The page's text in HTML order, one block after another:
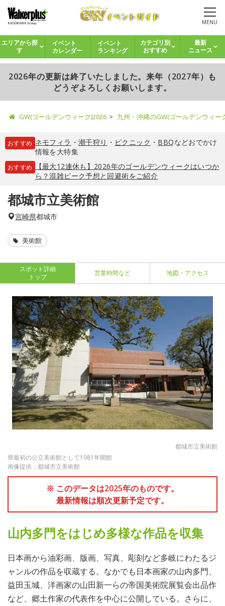
MENU
エリアから探
す
イベント
カレンダー
イベント
ランキング
カテゴリ別
おすすめ
最新
ニュース
2026年の更新は終了いたしました。来年（2027年）も
どうぞよろしくお願いします。
GW(ゴールデンウィーク)2026 九州・沖縄のGW(ゴールデンウィ
おすすめ ネモフィラ ・ 潮干狩り ・ ピクニック ・ BBQなどおでかけ
情報を大特集
おすすめ
【最大12連休も】2026年のゴールデンウィークはいつか
ら？混雑ピーク予想と回避術をご紹介
都城市立美術館
宮崎県都城市
美術館
スポット詳細
トップ
営業時間など 地図・アクセス
都城市立美術館
県最初の公立美術館として1981年開館
画像提供：都城市立美術館
※ このデータは2025年のものです。
最新情報は順次更新予定です。
山内多門をはじめ多様な作品を収集
日本画から油彩画、版画、写真、彫刻など多岐にわたるジ
ャンルの作品を収蔵する。なかでも日本画家の山内多門、
益田玉城、洋画家の山田新一らの帝国美術院展覧会出品作
など、郷土作家の代表作を中心に公開している。さらに、